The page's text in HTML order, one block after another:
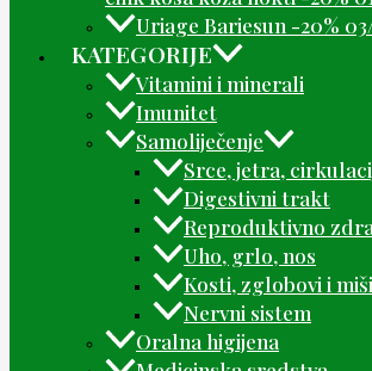
Uriage Bariesun -20%
KATEGORIJE
Vitamini i minerali
Imunitet
Samoliječenje
Srce, jetra,
Digestivni trakt
Reproduktivno
Uho, grlo, nos
Kosti, zglobovi i
Nervni sistem
Oralna higijena